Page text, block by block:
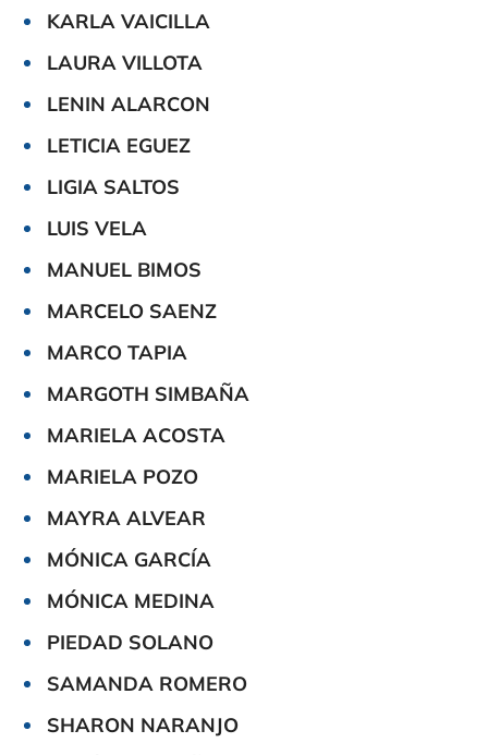
KARLA VAICILLA
LAURA VILLOTA
LENIN ALARCON
LETICIA EGUEZ
LIGIA SALTOS
LUIS VELA
MANUEL BIMOS
MARCELO SAENZ
MARCO TAPIA
MARGOTH SIMBAÑA
MARIELA ACOSTA
MARIELA POZO
MAYRA ALVEAR
MÓNICA GARCÍA
MÓNICA MEDINA
PIEDAD SOLANO
SAMANDA ROMERO
SHARON NARANJO